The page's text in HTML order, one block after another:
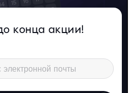
конца акции!